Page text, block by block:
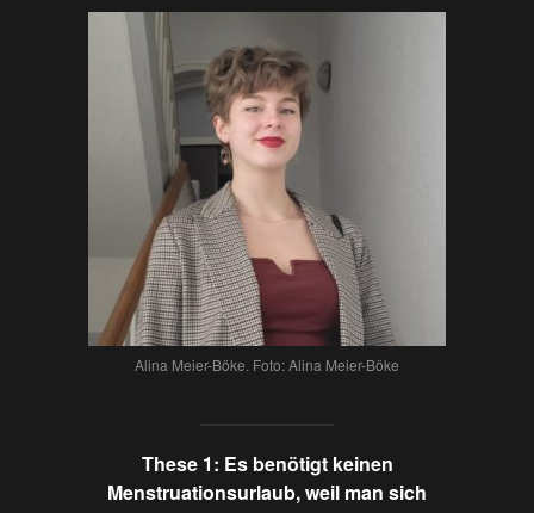
Alina Meier-Böke. Foto: Alina Meier-Böke
These 1: Es benötigt keinen
Menstruationsurlaub, weil man sich